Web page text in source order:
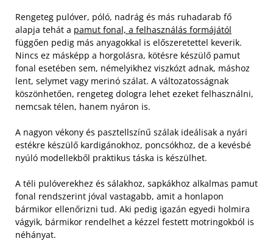
Rengeteg pulóver, póló, nadrág és más ruhadarab fő
alapja tehát a pamut fonal, a felhasználás formájától
függően pedig más anyagokkal is előszeretettel keverik.
Nincs ez másképp a horgolásra, kötésre készülő pamut
fonal esetében sem, némelyikhez viszkózt adnak, máshoz
lent, selymet vagy merinó szálat. A változatosságnak
köszönhetően, rengeteg dologra lehet ezeket felhasználni,
nemcsak télen, hanem nyáron is.
A nagyon vékony és pasztellszínű szálak ideálisak a nyári
estékre készülő kardigánokhoz, poncsókhoz, de a kevésbé
nyúló modellekből praktikus táska is készülhet.
A téli pulóverekhez és sálakhoz, sapkákhoz alkalmas pamut
fonal rendszerint jóval vastagabb, amit a honlapon
bármikor ellenőrizni tud. Aki pedig igazán egyedi holmira
vágyik, bármikor rendelhet a kézzel festett motringokból is
néhányat.